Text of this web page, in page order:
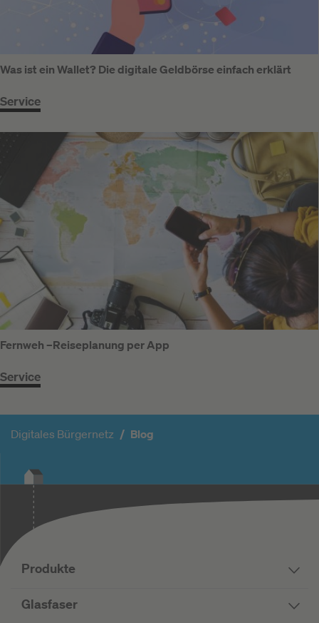
Was ist ein Wallet? Die digitale Geldbörse einfach erklärt
Service
Fernweh –Reiseplanung per App
Service
Digitales Bürgernetz Blog
Produkte
Glasfaser